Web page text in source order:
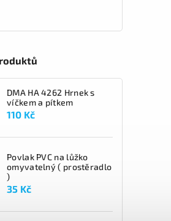
DMA HA 4262 Hrnek s
víčkem a pítkem
110 Kč
Povlak PVC na lůžko
omyvatelný ( prostěradlo
)
35 Kč